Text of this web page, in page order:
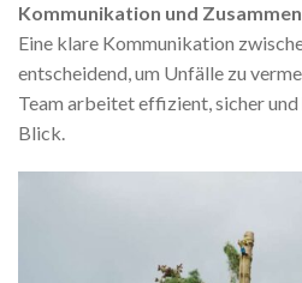
Kommunikation und
Eine klare Kommunikation
entscheidend, um Unfälle zu
Team arbeitet effizient, sicher
Blick.